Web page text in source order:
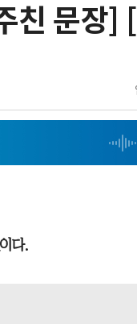
친 문장
다.